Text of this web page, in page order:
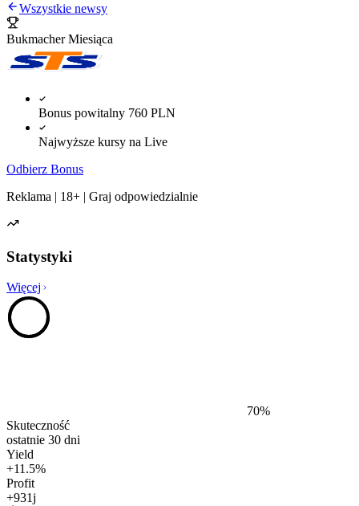
Wszystkie newsy
Bukmacher Miesiąca
Bonus powitalny 760 PLN
Najwyższe kursy na Live
Odbierz Bonus
Reklama | 18+ | Graj odpowiedzialnie
Statystyki
Więcej
70%
Skuteczność
ostatnie 30 dni
Yield
+11.5%
Profit
+931j